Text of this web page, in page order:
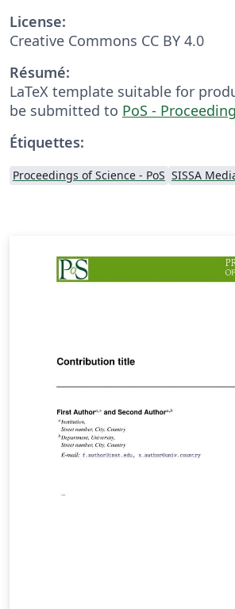
License:
Creative Commons CC BY 4.0
Résumé:
LaTeX template suitable for
be submitted to PoS -
Étiquettes:
Proceedings of Science - PoS SISSA